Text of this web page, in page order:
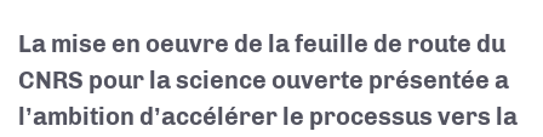
La mise en oeuvre de la feuille de route du
CNRS pour la science ouverte présentée a
l’ambition d’accélérer le processus vers la